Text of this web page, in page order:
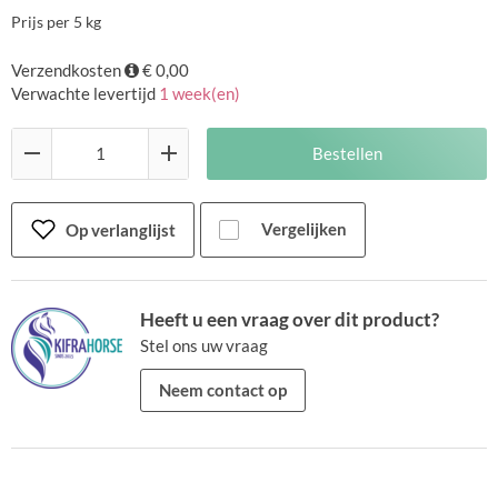
Prijs per 5 kg
Verzendkosten
€ 0,00
Verwachte levertijd 1 week(en)
Bestellen
Op verlanglijst Vergelijken
Heeft u een vraag over dit product?
Stel ons uw vraag
Neem contact op